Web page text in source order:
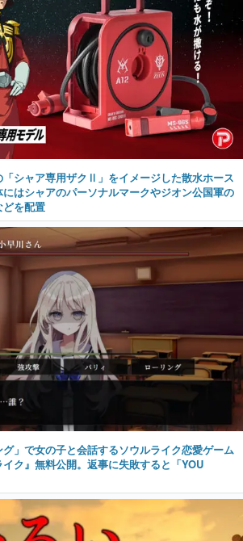
「シャア専用ザクⅡ」をイメージした散水ホース
はシャアのパーソナルマークやジオン公国軍の
どを配置
グ」で女の子と会話するソウルライク恋愛ゲーム
イク』無料公開。返事に失敗すると「YOU